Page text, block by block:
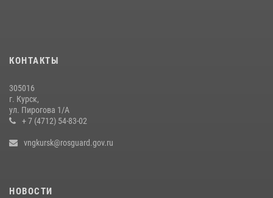
Центральный округ Росгвардии отмечает 105-летие
15 июля 2026, 10:00
КОНТАКТЫ
305016
г. Курск,
ул. Пирогова 1/А
+ 7 (4712) 54-83-02
vngkursk@rosguard.gov.ru
НОВОСТИ